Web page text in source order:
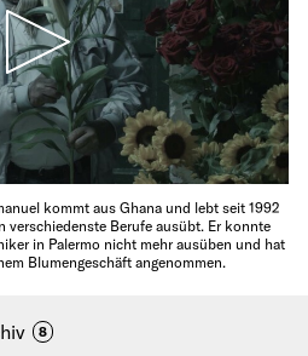
kommt aus Ghana und lebt seit 1992
verschiedenste Berufe ausübt. Er konnte
in Palermo nicht mehr ausüben und hat
Blumengeschäft angenommen.
8